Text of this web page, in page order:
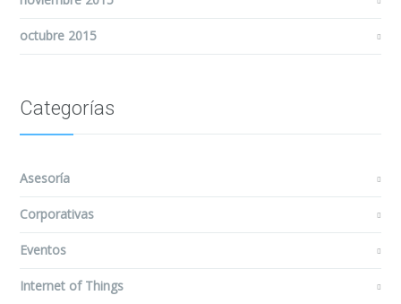
octubre 2015
Categorías
Asesoría
Corporativas
Eventos
Internet of Things